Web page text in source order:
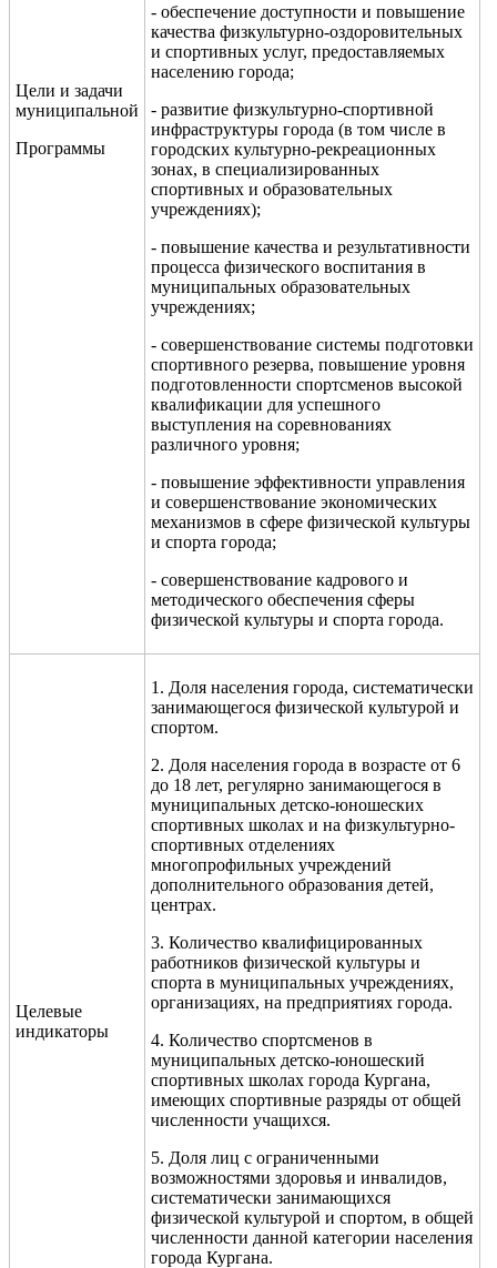
Цели и задачи
муниципальной
Программы
- обеспечение доступности и повышение
качества физкультурно-оздоровительных
и спортивных услуг, предоставляемых
населению города;
- развитие физкультурно-спортивной
инфраструктуры города (в том числе в
городских культурно-рекреационных
зонах, в специализированных
спортивных и образовательных
учреждениях);
- повышение качества и результативности
процесса физического воспитания в
муниципальных образовательных
учреждениях;
- совершенствование системы подготовки
спортивного резерва, повышение уровня
подготовленности спортсменов высокой
квалификации для успешного
выступления на соревнованиях
различного уровня;
- повышение эффективности управления
и совершенствование экономических
механизмов в сфере физической культуры
и спорта города;
- совершенствование кадрового и
методического обеспечения сферы
физической культуры и спорта города.
Целевые
индикаторы
1. Доля населения города, систематически
занимающегося физической культурой и
спортом.
2. Доля населения города в возрасте от 6
до 18 лет, регулярно занимающегося в
муниципальных детско-юношеских
спортивных школах и на физкультурно-
спортивных отделениях
многопрофильных учреждений
дополнительного образования детей,
центрах.
3. Количество квалифицированных
работников физической культуры и
спорта в муниципальных учреждениях,
организациях, на предприятиях города.
4. Количество спортсменов в
муниципальных детско-юношеский
спортивных школах города Кургана,
имеющих спортивные разряды от общей
численности учащихся.
5. Доля лиц с ограниченными
возможностями здоровья и инвалидов,
систематически занимающихся
физической культурой и спортом, в общей
численности данной категории населения
города Кургана.